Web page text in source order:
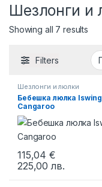
Шезлонги и
Showing all 7 results
Filters
Шезлонги и люлки
Бебешка люлка Iswing
Cangaroo
115,04€
225,00лв.